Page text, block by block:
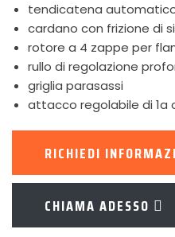
tendicatena
cardano con frizione di
rotore a 4 zappe per
rullo di regolazione
griglia parasassi
attacco regolabile di 1a
RICHIEDI
CHIAMA ADESSO